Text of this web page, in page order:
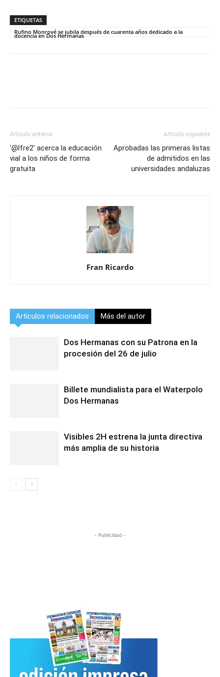
ETIQUETAS
Rufino Monrové se jubila después de cuarenta años dedicado a la
docencia en Dos Hermanas
Artículo anterior
‘@lfre2’ acerca la educación
vial a los niños de forma
gratuita
Artículo siguiente
Aprobadas las primeras listas
de admitidos en las
universidades andaluzas
Fran Ricardo
Artículos relacionados Más del autor
Dos Hermanas con su Patrona en la
procesión del 26 de julio
Billete mundialista para el Waterpolo
Dos Hermanas
Visibles 2H estrena la junta directiva
más amplia de su historia
- Publicidad -